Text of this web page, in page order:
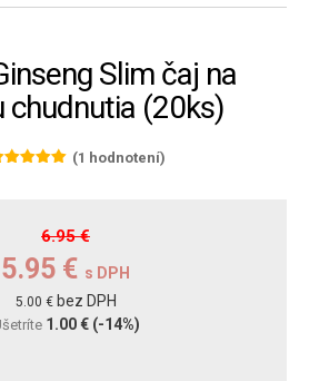
Slim čaj na
chudnutia (20ks)
(1 hodnotení)
6.95 €
5.95 € s DPH
5.00 € bez DPH
1.00 € (-14%)